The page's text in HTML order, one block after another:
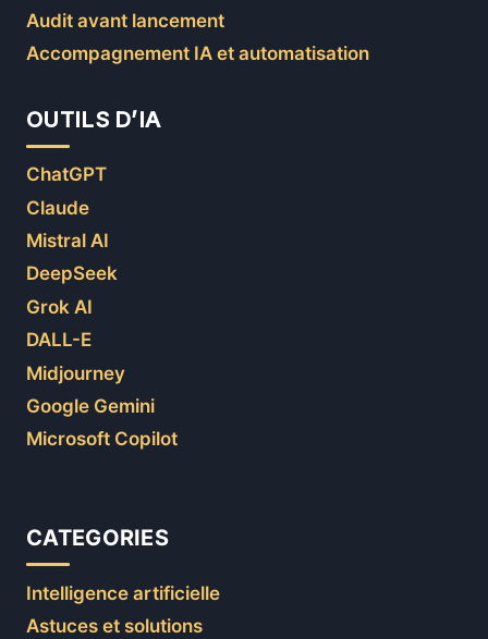
Audit avant lancement
Accompagnement IA et automatisation
OUTILS D’IA
ChatGPT
Claude
Mistral AI
DeepSeek
Grok AI
DALL-E
Midjourney
Google Gemini
Microsoft Copilot
CATEGORIES
Intelligence artificielle
Astuces et solutions